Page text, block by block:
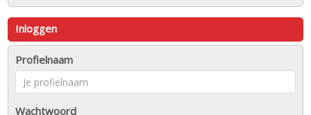
Inloggen
Profielnaam
Wachtwoord